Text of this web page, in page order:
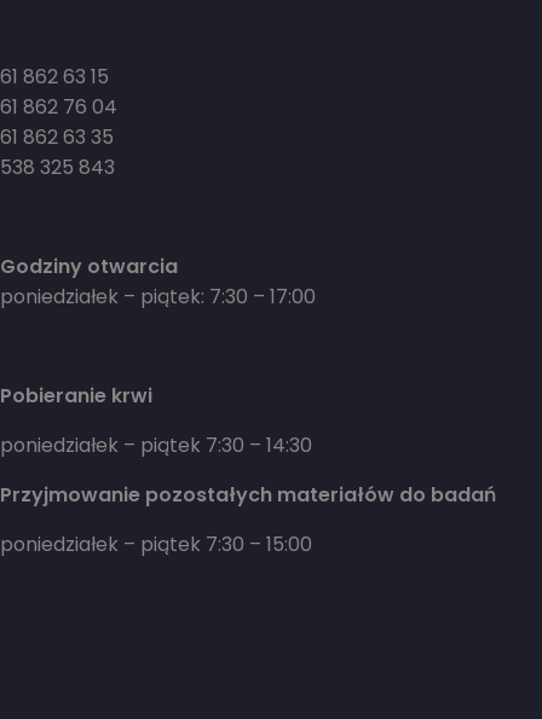
61 862 63 15
61 862 76 04
61 862 63 35
538 325 843
Godziny otwarcia
poniedziałek – piątek: 7:30 – 17:00
Pobieranie krwi
poniedziałek – piątek 7:30 – 14:30
Przyjmowanie pozostałych materiałów do badań
poniedziałek – piątek 7:30 – 15:00